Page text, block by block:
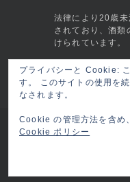
法律により20歳
されており、酒類
けられています。
This site is
the Google
Service
Copyright ©
ロータル) RO-
プライバシーと Cookie:
す。 このサイトの使用を
なされます。
Cookie の管理方法を含め
Cookie ポリシー